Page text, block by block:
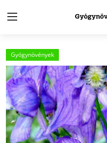
Kezdőlap
Kapcsolat
Gyógynövények
Egészség
Gyógynövények